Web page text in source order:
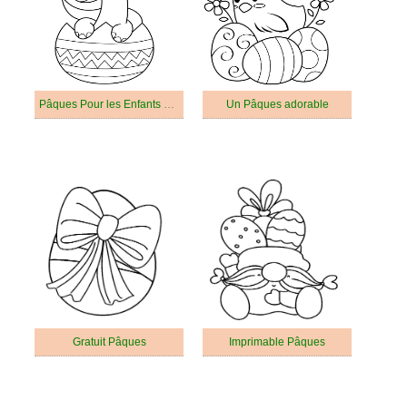
Pâques Pour les Enfants de 3 Ans Un Pâques adorable
Gratuit Pâques Imprimable Pâques